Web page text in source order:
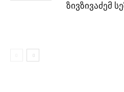
ზივზივაძემ